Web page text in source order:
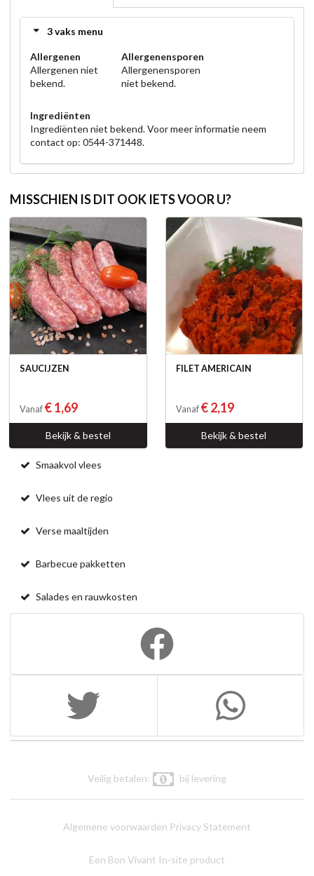
3 vaks menu
Allergenen
Allergenen niet
bekend.
Allergenensporen
Allergenensporen
niet bekend.
Ingrediënten
Ingrediënten niet bekend. Voor meer informatie neem
contact op: 0544-371448.
MISSCHIEN IS DIT OOK IETS VOOR U?
SAUCIJZEN
Vanaf € 1,69
Bekijk & bestel
FILET AMERICAIN
Vanaf € 2,19
Bekijk & bestel
Smaakvol vlees
Vlees uit de regio
Verse maaltijden
Barbecue pakketten
Salades en rauwkosten
Veilig betalen: bij levering
Algemene voorwaarden Privacy Statement
Een Bon Vivant In-site product